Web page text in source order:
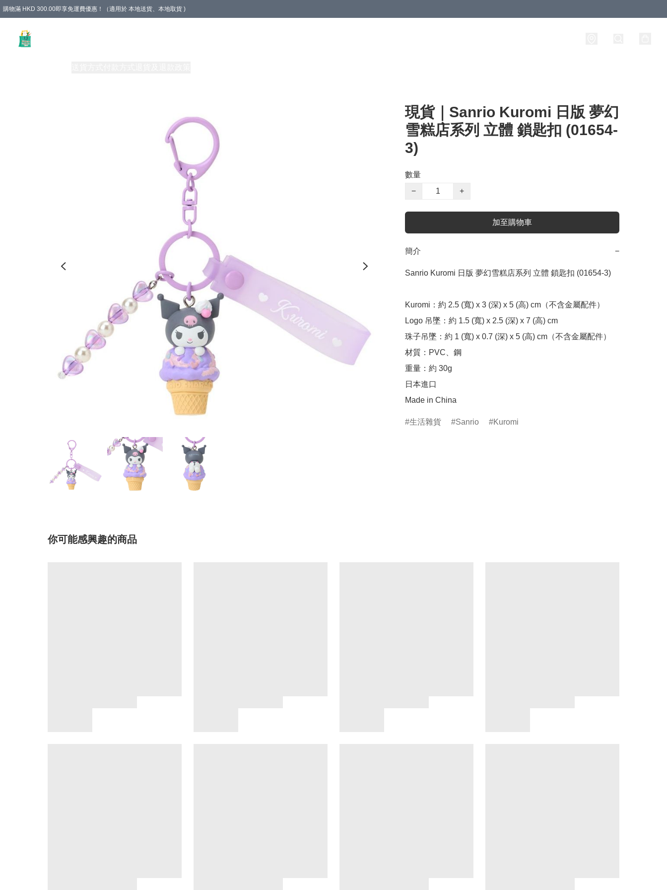
購物滿 HKD 300.00即享免運費優惠！（適用於 本地送貨、本地取貨 )
現貨｜Sanrio Kuromi 日版 夢幻
雪糕店系列 立體 鎖匙扣 (01654-
3)
數量
−
+
加至購物車
簡介 −
Sanrio Kuromi 日版 夢幻雪糕店系列 立體 鎖匙扣 (01654-3)
Kuromi：約 2.5 (寬) x 3 (深) x 5 (高) cm（不含金屬配件）
Logo 吊墜：約 1.5 (寬) x 2.5 (深) x 7 (高) cm
珠子吊墜：約 1 (寬) x 0.7 (深) x 5 (高) cm（不含金屬配件）
材質：PVC、鋼
重量：約 30g
日本進口
Made in China
生活雜貨 Sanrio Kuromi
你可能感興趣的商品